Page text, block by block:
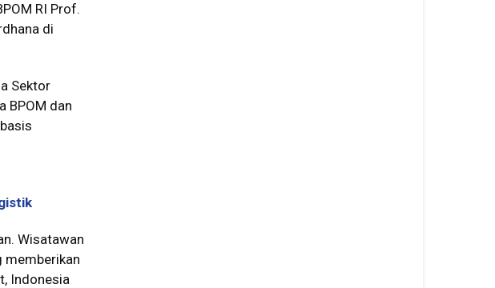
RI Prof.
di
Sektor
BPOM dan
Wisatawan
memberikan
Indonesia